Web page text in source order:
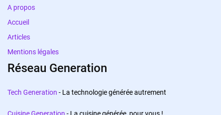
A propos
Accueil
Articles
Mentions légales
Réseau Generation
Tech Generation - La technologie générée autrement